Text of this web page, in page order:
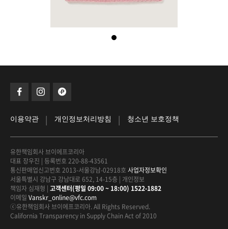
이용약관 | 개인정보처리방침 | 청소년 보호정책
유한책임회사 브이에프코리아
대표 장우진 | 등록번호 220-88-43561
통신판매업신고번호 2013-서울강남-02918호 사업자정보확인
서울특별시 강남구 강남대로 652, 14-15층 | 개인정보
책임자 심재형 | 고객센터(평일 09:00 ~ 18:00) 1522-1882
이메일 Vanskr_online@vfc.com
ⓒ유한책임회사 브이에프코리아. All Rights Reserved.
California Transparency in Supply Chain Act of 2010